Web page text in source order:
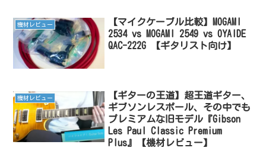
機材レビュー
【マイクケーブル比較】MOGAMI
2534 vs MOGAMI 2549 vs OYAIDE
QAC-222G 【ギタリスト向け】
機材レビュー
【ギターの王道】超王道ギター、
ギブソンレスポール、その中でも
プレミアムな旧モデル『Gibson
Les Paul Classic Premium
Plus』【機材レビュー】